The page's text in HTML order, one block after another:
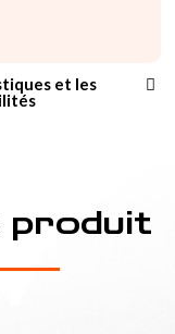
et les
produit